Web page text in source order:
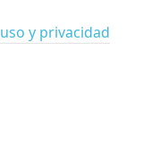
y privacidad